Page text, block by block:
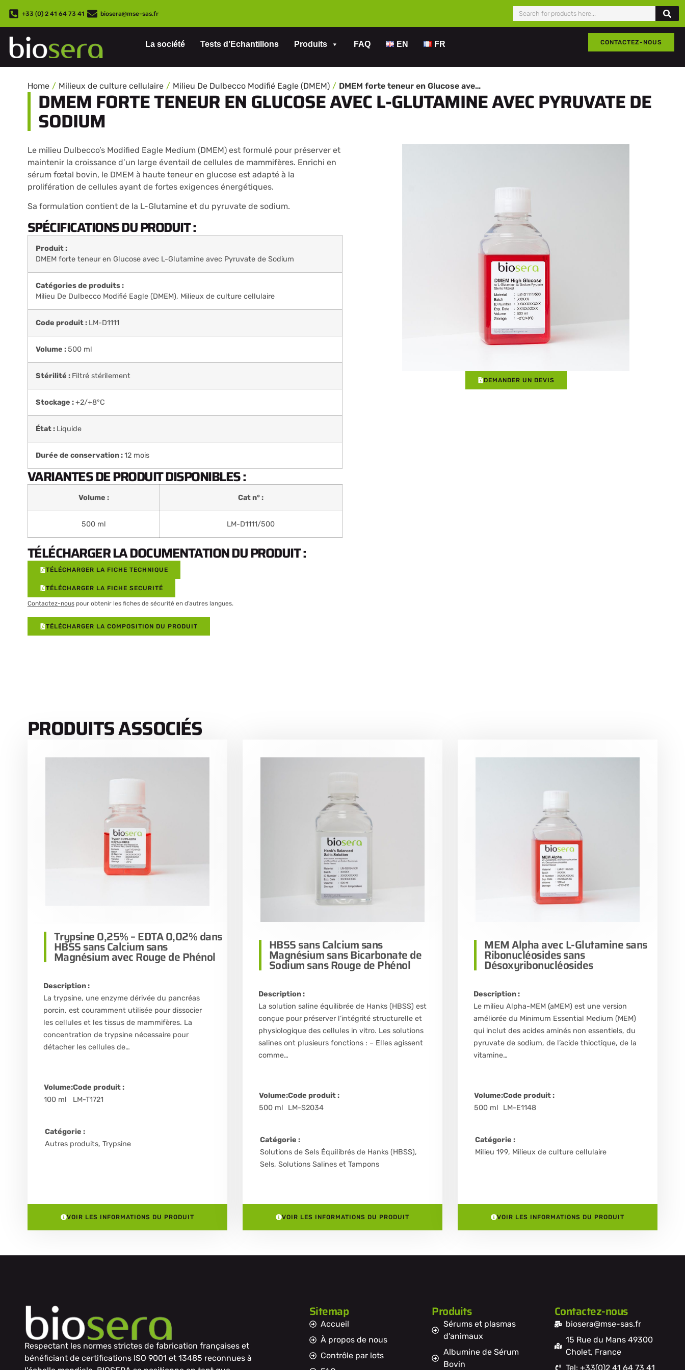
+33 (0) 2 41 64 73 41 biosera@mse-sas.fr
La société Tests d’Echantillons Produits FAQ EN FR CONTACTEZ-NOUS
Home Milieux de culture cellulaire Milieu De Dulbecco Modifié Eagle (DMEM) DMEM forte teneur en Glucose avec L-Glutamine avec Pyruvate de Sodium
DMEM FORTE TENEUR EN GLUCOSE AVEC L-GLUTAMINE AVEC PYRUVATE DE
SODIUM
Le milieu Dulbecco’s Modified Eagle Medium (DMEM) est formulé pour préserver et
maintenir la croissance d’un large éventail de cellules de mammifères. Enrichi en
sérum fœtal bovin, le DMEM à haute teneur en glucose est adapté à la
prolifération de cellules ayant de fortes exigences énergétiques.
Sa formulation contient de la L-Glutamine et du pyruvate de sodium.
SPÉCIFICATIONS DU PRODUIT :
Produit :
DMEM forte teneur en Glucose avec L-Glutamine avec Pyruvate de Sodium
Catégories de produits :
Milieu De Dulbecco Modifié Eagle (DMEM), Milieux de culture cellulaire
Code produit : LM-D1111
Volume :500 ml
Stérilité : Filtré stérilement
Stockage :+2/+8°C
État : Liquide
Durée de conservation :12 mois
VARIANTES DE PRODUIT DISPONIBLES :
Volume : Cat n° :
500 ml LM-D1111/500
TÉLÉCHARGER LA DOCUMENTATION DU PRODUIT :
TÉLÉCHARGER LA FICHE TECHNIQUE
TÉLÉCHARGER LA FICHE SECURITÉ
Contactez-nouspour obtenir les fiches de sécurité en d’autres langues.
TÉLÉCHARGER LA COMPOSITION DU PRODUIT
DEMANDER UN DEVIS
PRODUITS ASSOCIÉS
Trypsine 0,25% – EDTA 0,02% dans
HBSS sans Calcium sans
Magnésium avec Rouge de Phénol
Description :
La trypsine, une enzyme dérivée du pancréas
porcin, est couramment utilisée pour dissocier
les cellules et les tissus de mammifères. La
concentration de trypsine nécessaire pour
détacher les cellules de…
Volume:
100 ml
Code produit :
LM-T1721
Catégorie :
Autres produits, Trypsine
VOIR LES INFORMATIONS DU PRODUIT
HBSS sans Calcium sans
Magnésium sans Bicarbonate de
Sodium sans Rouge de Phénol
Description :
La solution saline équilibrée de Hanks (HBSS) est
conçue pour préserver l’intégrité structurelle et
physiologique des cellules in vitro. Les solutions
salines ont plusieurs fonctions : – Elles agissent
comme…
Volume:
500 ml
Code produit :
LM-S2034
Catégorie :
Solutions de Sels Équilibrés de Hanks (HBSS),
Sels, Solutions Salines et Tampons
VOIR LES INFORMATIONS DU PRODUIT
MEM Alpha avec L-Glutamine sans
Ribonucléosides sans
Désoxyribonucléosides
Description :
Le milieu Alpha-MEM (aMEM) est une version
améliorée du Minimum Essential Medium (MEM)
qui inclut des acides aminés non essentiels, du
pyruvate de sodium, de l’acide thioctique, de la
vitamine…
Volume:
500 ml
Code produit :
LM-E1148
Catégorie :
Milieu 199, Milieux de culture cellulaire
VOIR LES INFORMATIONS DU PRODUIT
Respectant les normes strictes de fabrication françaises et
bénéficiant de certifications ISO 9001 et 13485 reconnues à
Sitemap
Accueil
À propos de nous
Contrôle par lots
Produits
Sérums et plasmas
d'animaux
Albumine de Sérum
Bovin
Contactez-nous
biosera@mse-sas.fr
15 Rue du Mans 49300
Cholet, France
Tel: +33(0)2 41 64 73 41